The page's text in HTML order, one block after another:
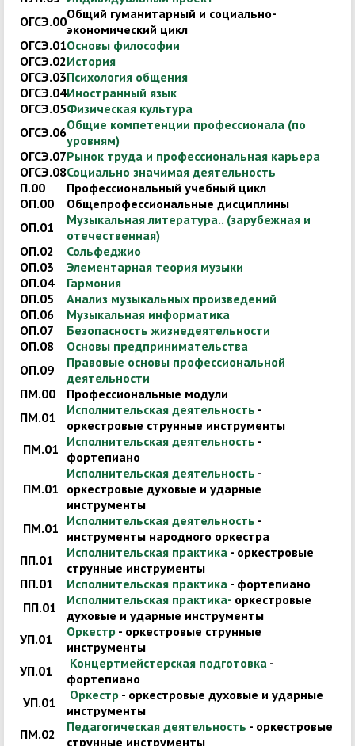
ОГСЭ.00Общий гуманитарный и социально-
экономический цикл
ОГСЭ.01Основы философии
ОГСЭ.02История
ОГСЭ.03Психология общения
ОГСЭ.04Иностранный язык
ОГСЭ.05Физическая культура
ОГСЭ.06Общие компетенции профессионала (по
уровням)
ОГСЭ.07Рынок труда и профессиональная карьера
ОГСЭ.08Социально значимая деятельность
П.00
Профессиональный учебный цикл
ОП.00
Общепрофессиональные дисциплины
ОП.01
Музыкальная литература.. (зарубежная и
отечественная)
ОП.02
Сольфеджио
ОП.03
Элементарная теория музыки
ОП.04
Гармония
ОП.05
Анализ музыкальных произведений
ОП.06
Музыкальная информатика
ОП.07
Безопасность жизнедеятельности
ОП.08
Основы предпринимательства
ОП.09
Правовые основы профессиональной
деятельности
ПМ.00
Профессиональные модули
ПМ.01
Исполнительская деятельность -
оркестровые струнные инструменты
ПМ.01 Исполнительская деятельность -
фортепиано
ПМ.01
Исполнительская деятельность -
оркестровые духовые и ударные
инструменты
ПМ.01 Исполнительская деятельность -
инструменты народного оркестра
ПП.01
Исполнительская практика - оркестровые
струнные инструменты
ПП.01
Исполнительская практика - фортепиано
ПП.01
Исполнительская практика- оркестровые
духовые и ударные инструменты
УП.01
Оркестр - оркестровые струнные
инструменты
УП.01
Концертмейстерская подготовка -
фортепиано
УП.01
Оркестр - оркестровые духовые и ударные
инструменты
ПМ.02
Педагогическая деятельность - оркестровые
струнные инструменты